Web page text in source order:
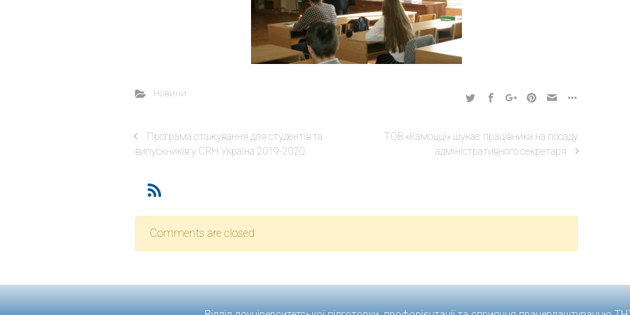
Новини
Програма стажування для студентів та
випускників у CRH Україна 2019-2020
ТОВ «Камоцці» шукає працівника на посаду
адміністративного секретаря
Comments are closed